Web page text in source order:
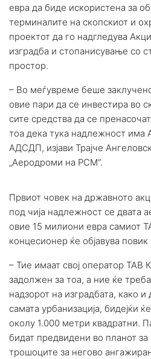
евра да биде искористена за
терминалите на скопскиот и
проектот да го надгледува
изградба и стопанисување со
простор.
– Во меѓувреме беше
овие пари да се инвестира во
сите средства да се
тоа дека тука надлежност
АДСДП, изјави Трајче
„Аеродроми на РСМ“.
Првиот човек на државното
под чија надлежност се двата
овие 15 милиони евра самиот
концесионер ќе објавува повик
– Тие имаат свој оператор ТАВ
задолжен за тоа, а ние ќе
надзорот на изградбата, како
самата урбанизација, бидејќи
околу 1.000 метри квадратни.
бидат предвидени во планот
трошоците за негово